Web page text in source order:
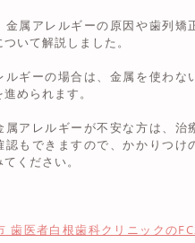
金属アレルギーの原因や歯列矯
いて解説しました。
ルギーの場合は、金属を使わな
められます。
属アレルギーが不安な方は、治
認もできますので、かかりつけ
ください。